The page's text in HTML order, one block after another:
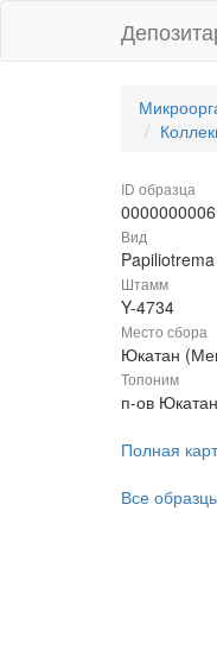
ID образца
Вид
Штамм
Y-4734
Место сбора
Юкатан
Топоним
п-ов
Полная
Все